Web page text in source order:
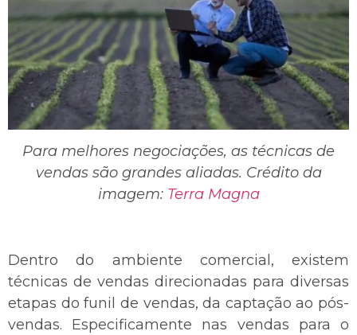
Para melhores negociações, as técnicas de
vendas são grandes aliadas. Crédito da
imagem: Terra Magna
Dentro do ambiente comercial, existem
técnicas de vendas direcionadas para diversas
etapas do funil de vendas, da captação ao pós-
vendas. Especificamente nas vendas para o